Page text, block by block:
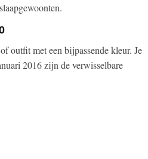
outfit met een bijpassende kleur. Je
2016 zijn de verwisselbare